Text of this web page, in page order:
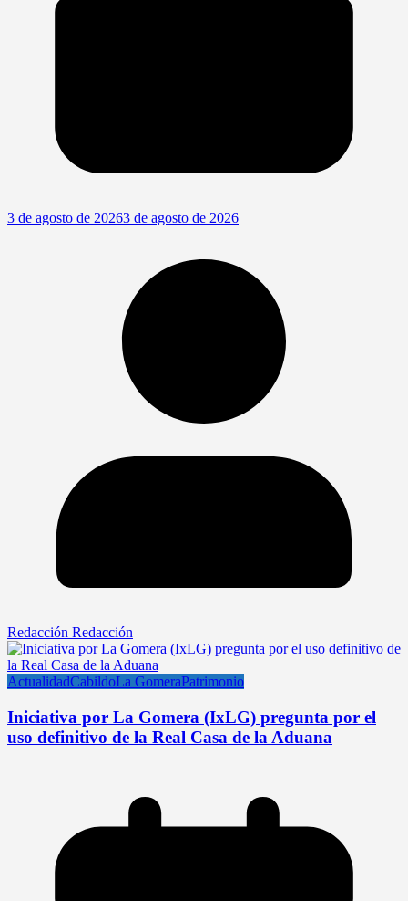
3 de agosto de 20263 de agosto de 2026
Redacción Redacción
ActualidadCabildoLa GomeraPatrimonio
Iniciativa por La Gomera (IxLG) pregunta por el
uso definitivo de la Real Casa de la Aduana